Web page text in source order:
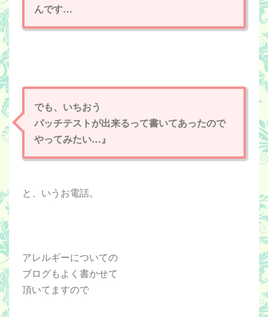
んです…
でも、いちおう
パッチテストが出来るって書いてあったので
やってみたい…』
と、いうお電話。
アレルギーについての
ブログもよく書かせて
頂いてますので